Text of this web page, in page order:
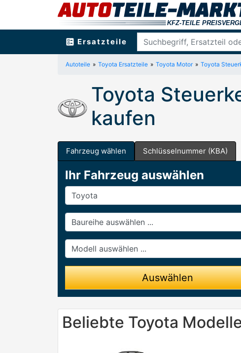
ballot Ersatzteile
Autoteile Toyota Ersatzteile Toyota Motor Toyota
Toyota
kaufen
Fahrzeug wählen Schlüsselnummer (KBA)
Ihr Fahrzeug auswählen
Hersteller
Baureihe
Modell
Auswählen
Beliebte Toyota